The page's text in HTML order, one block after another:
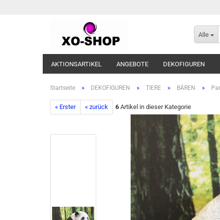
Alle
AKTIONSARTIKEL ANGEBOTE DEKOFIGUREN
Startseite » DEKOFIGUREN » TIERE » BÄREN »
« Erster « zurück 6 Artikel in dieser Kategorie